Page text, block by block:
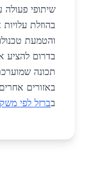
שיתופי פעולה
בהוזלת
והטמעת
בדרום להציע
תכונה
באזורים
בברזל לפי